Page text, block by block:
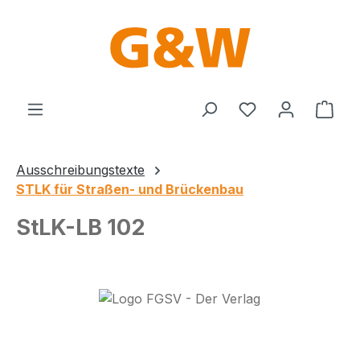
Du hast 0
Ausschreibungstexte
STLK für Straßen- und Brückenbau
StLK-LB 102
Bildergalerie überspringen